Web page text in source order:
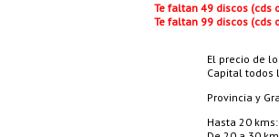
Te faltan 49 discos (cds
Te faltan 99 discos (cds
El precio de
Capital todos
Provincia y
Hasta 20